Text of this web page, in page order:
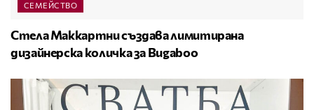
СЕМЕЙСТВО
Стела Маккартни създава лимитирана
дизайнерска количка за Bugaboo